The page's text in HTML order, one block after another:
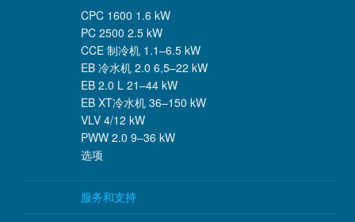
CPC 1600 1.6 kW
PC 2500 2.5 kW
CCE 制冷机 1.1–6.5 kW
EB 冷水机 2.0 6,5–22 kW
EB 2.0 L 21–44 kW
EB XT冷水机 36–150 kW
VLV 4/12 kW
PWW 2.0 9–36 kW
选项
服务和支持